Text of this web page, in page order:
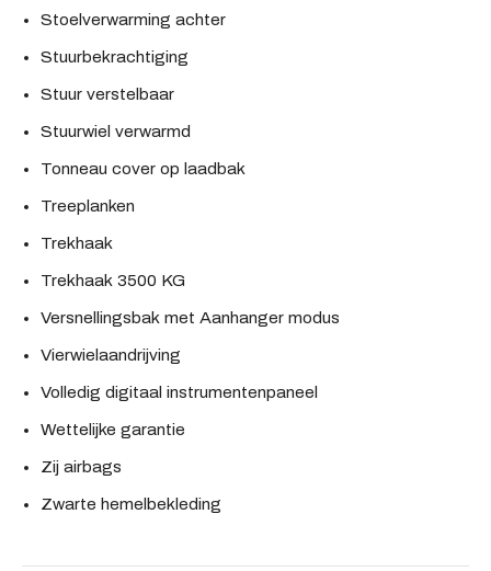
Stoelverwarming achter
Stuurbekrachtiging
Stuur verstelbaar
Stuurwiel verwarmd
Tonneau cover op laadbak
Treeplanken
Trekhaak
Trekhaak 3500 KG
Versnellingsbak met Aanhanger modus
Vierwielaandrijving
Volledig digitaal instrumentenpaneel
Wettelijke garantie
Zij airbags
Zwarte hemelbekleding